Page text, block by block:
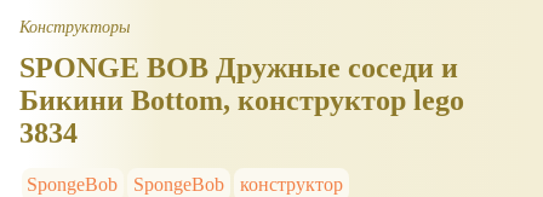
Конструкторы
SPONGE BOB Дружные соседи и
Бикини Bottom, конструктор lego
3834
SpongeBob SpongeBob
конструктор